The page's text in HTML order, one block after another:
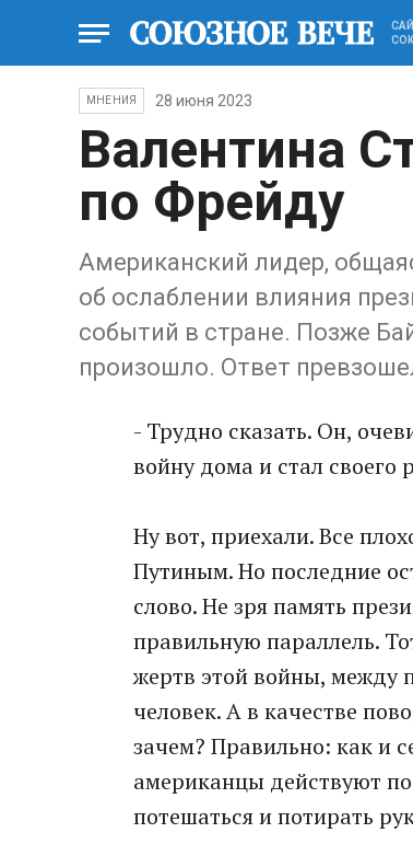
МНЕНИЯ 28 июня 2023
Валентина
по Фрейду
Американский лидер,
об ослаблении влияния
событий в стране. Позже
произошло. Ответ
- Трудно сказать. Он,
войну дома и стал своего
Ну вот, приехали. Все
Путиным. Но последние
слово. Не зря память
правильную параллель.
жертв этой войны, между
человек. А в качестве
зачем? Правильно: как и
американцы действуют
потешаться и потирать